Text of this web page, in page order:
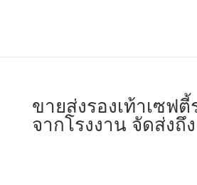
ขายส่งรองเท้าเซฟตี้
จากโรงงาน จัดส่งถึ